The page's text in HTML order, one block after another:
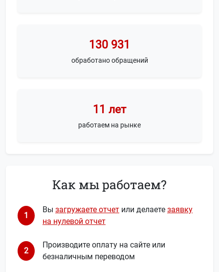
130 931
обработано обращений
11 лет
работаем на рынке
Как мы работаем?
1
Вы загружаете отчетили делаете заявку
на нулевой отчет
2
Производите оплату на сайте или
безналичным переводом